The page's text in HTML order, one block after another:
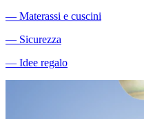
― Materassi e cuscini
― Sicurezza
― Idee regalo